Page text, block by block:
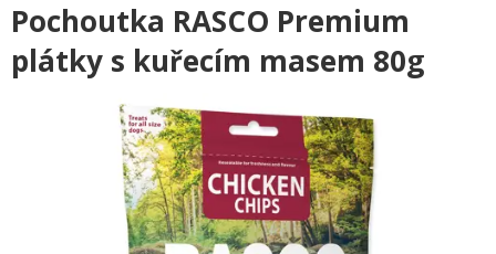
Pochoutka RASCO Premium
plátky s kuřecím masem 80g